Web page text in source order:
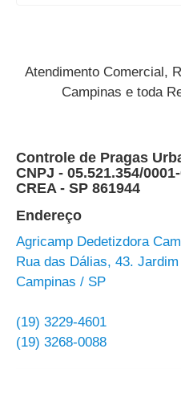
Atendimento Comercial,
Campinas e toda
Controle de Pragas
CNPJ - 05.521.354/
CREA - SP 861944
Endereço
Agricamp Dedetizdora
Rua das Dálias, 43.
Campinas / SP
(19) 3229-4601
(19) 3268-0088